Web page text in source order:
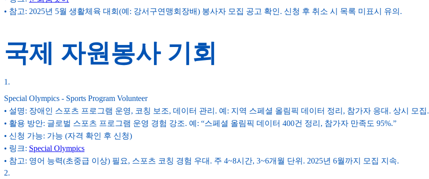
• 참고: 2025년 5월 생활체육 대회(예: 강서구연맹회장배) 봉사자 모집 공고 확인. 신청 후 취소 시 목록 미표시 유의.
국제 자원봉사 기회
1 .
Special Olympics - Sports Program Volunteer
• 설명: 장애인 스포츠 프로그램 운영, 코칭 보조, 데이터 관리. 예: 지역 스페셜 올림픽 데이터 정리, 참가자 응대. 상시 모집.
• 활용 방안: 글로벌 스포츠 프로그램 운영 경험 강조. 예: “스페셜 올림픽 데이터 400건 정리, 참가자 만족도 95%.”
• 신청 가능: 가능 (자격 확인 후 신청)
• 링크: Special Olympics
• 참고: 영어 능력(초중급 이상) 필요, 스포츠 코칭 경험 우대. 주 4~8시간, 3~6개월 단위. 2025년 6월까지 모집 지속.
2.